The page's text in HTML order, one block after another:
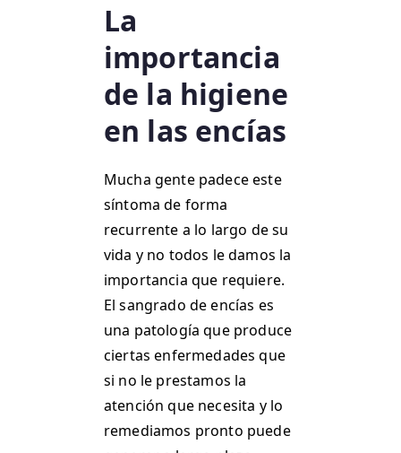
La
importancia
de la higiene
en las encías
Mucha gente padece este
síntoma de forma
recurrente a lo largo de su
vida y no todos le damos la
importancia que requiere.
El sangrado de encías es
una patología que produce
ciertas enfermedades que
si no le prestamos la
atención que necesita y lo
remediamos pronto puede